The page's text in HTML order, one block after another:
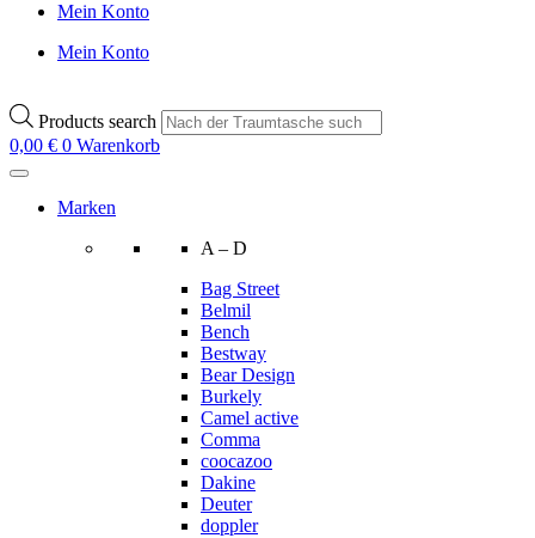
Mein Konto
Mein Konto
Products search
0,00 € 0 Warenkorb
Marken
A – D
Bag Street
Belmil
Bench
Bestway
Bear Design
Burkely
Camel active
Comma
coocazoo
Dakine
Deuter
doppler